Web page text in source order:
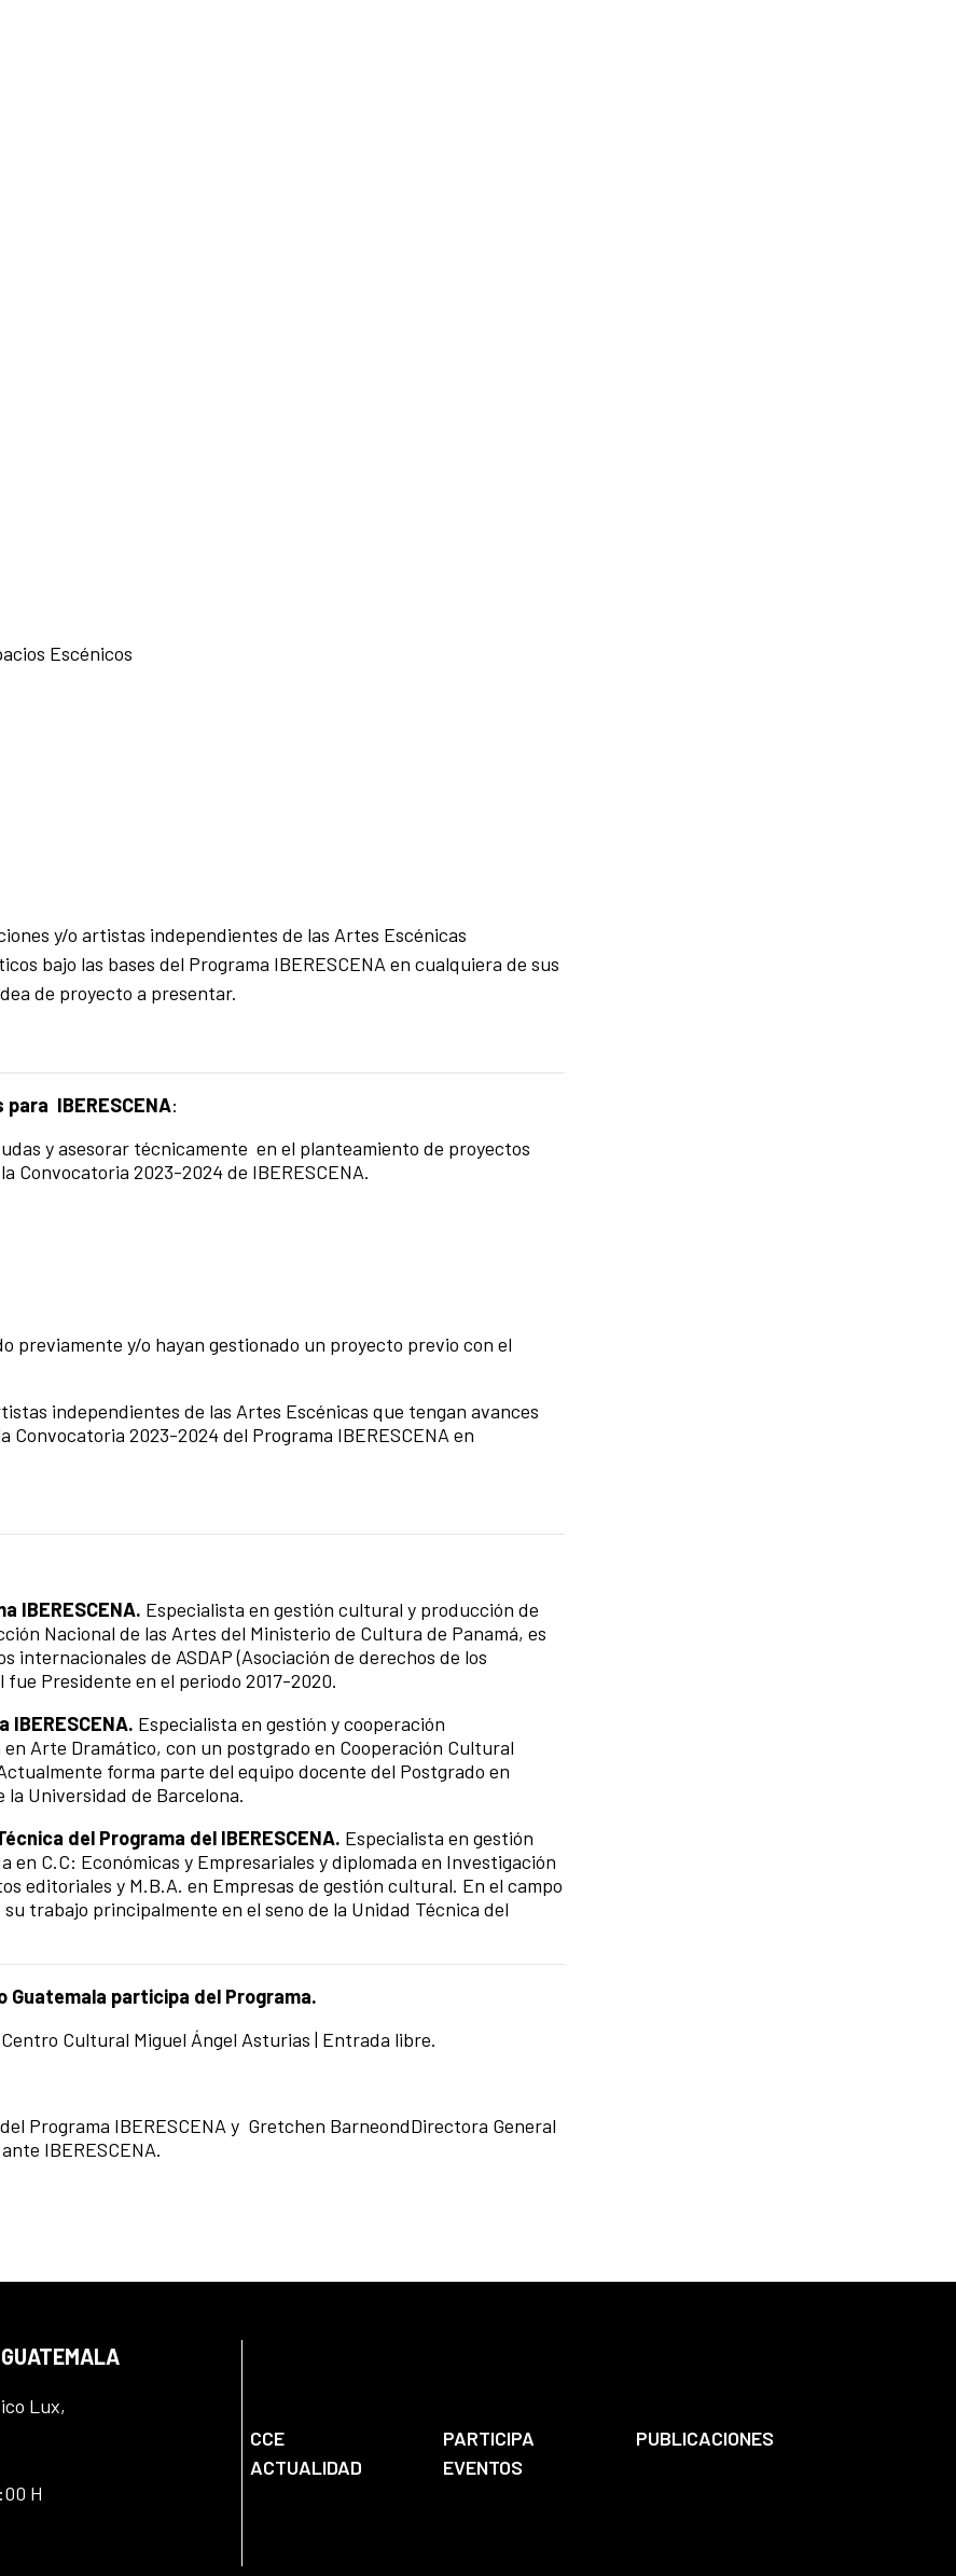
Escénicos
y/o artistas independientes de las Artes Escénicas
bajo las bases del Programa IBERESCENA en cualquiera de sus
de proyecto a presentar.
IBERESCENA:
y asesorar técnicamente en el planteamiento de proyectos
Convocatoria 2023-2024 de IBERESCENA.
previamente y/o hayan gestionado un proyecto previo con el
independientes de las Artes Escénicas que tengan avances
2023-2024 del Programa IBERESCENA en
IBERESCENA. Especialista en gestión cultural y producción de
Nacional de las Artes del Ministerio de Cultura de Panamá, es
de ASDAP (Asociación de derechos de los
Presidente en el periodo 2017-2020.
IBERESCENA. Especialista en gestión y cooperación
en Arte Dramático, con un postgrado en Cooperación Cultural
forma parte del equipo docente del Postgrado en
Universidad de Barcelona.
del Programa del IBERESCENA. Especialista en gestión
en C.C: Económicas y Empresariales y diplomada en Investigación
editoriales y M.B.A. en Empresas de gestión cultural. En el campo
trabajo principalmente en el seno de la Unidad Técnica del
Guatemala participa del Programa.
Cultural Miguel Ángel Asturias | Entrada libre.
Programa IBERESCENA y Gretchen BarneondDirectora General
IBERESCENA.
Lux,
H
CCE PARTICIPA
PUBLICACIONES
ACTUALIDAD
EVENTOS